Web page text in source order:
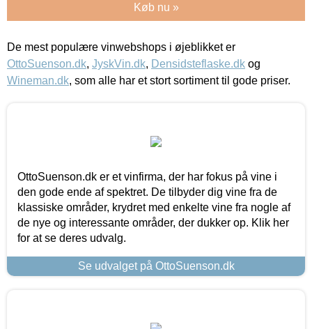
Køb nu »
De mest populære vinwebshops i øjeblikket er
OttoSuenson.dk, JyskVin.dk, Densidsteflaske.dk og
Wineman.dk, som alle har et stort sortiment til gode priser.
OttoSuenson.dk er et vinfirma, der har fokus på vine i
den gode ende af spektret. De tilbyder dig vine fra de
klassiske områder, krydret med enkelte vine fra nogle af
de nye og interessante områder, der dukker op. Klik her
for at se deres udvalg.
Se udvalget på OttoSuenson.dk